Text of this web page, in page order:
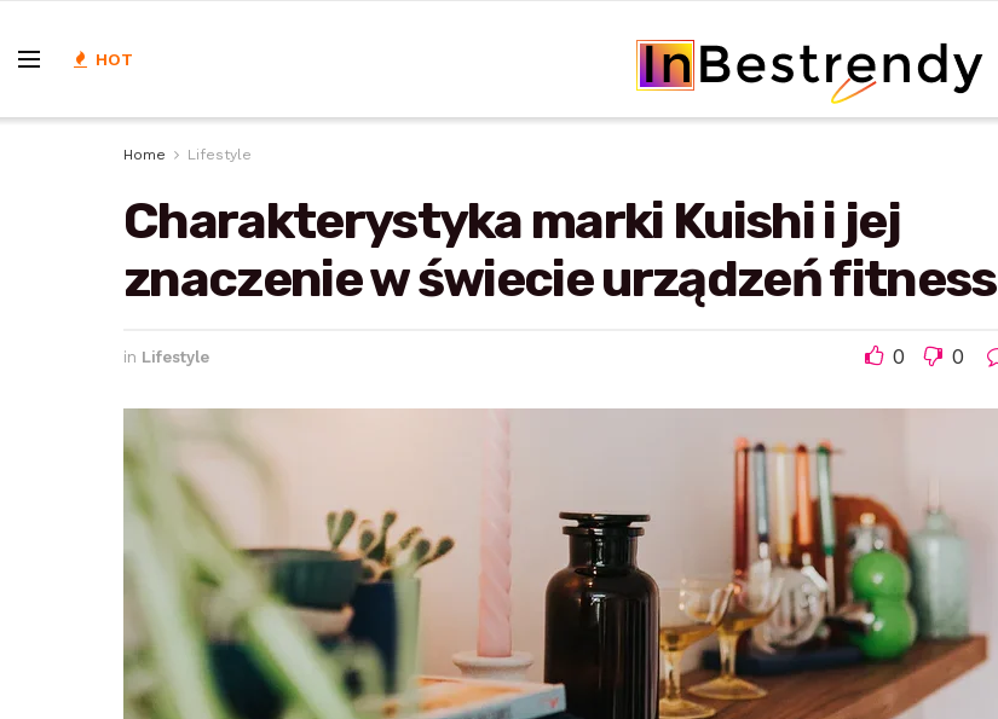
HOT
Home Lifestyle
Charakterystyka marki Kuishi i jej
znaczenie w świecie urządzeń fitness
in Lifestyle 0 0